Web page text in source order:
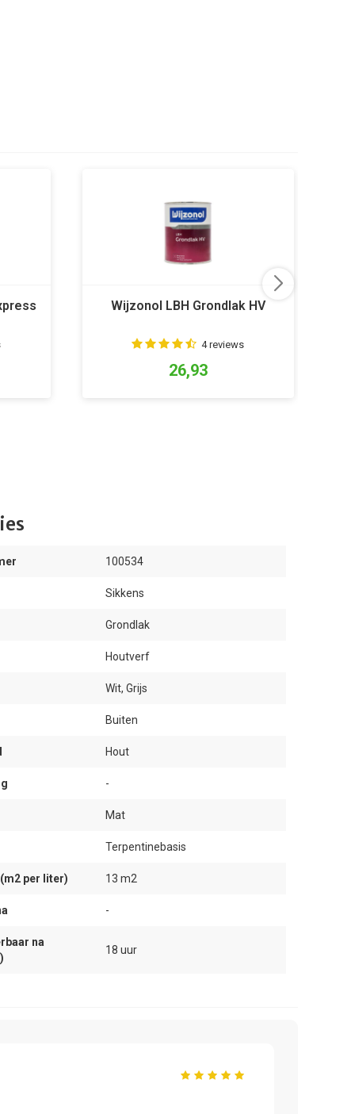
Wijzonol LBH Grondlak HV
4 reviews
26,93
100534
Sikkens
Grondlak
Houtverf
Wit, Grijs
Buiten
Hout
-
Mat
Terpentinebasis
per liter) 13 m2
-
na
18 uur